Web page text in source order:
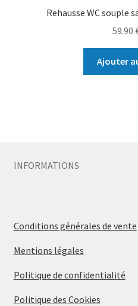
Rehausse WC souple
59.90
Ajouter
INFORMATIONS
Conditions générales de vente
Mentions légales
Politique de confidentialité
Politique des Cookies